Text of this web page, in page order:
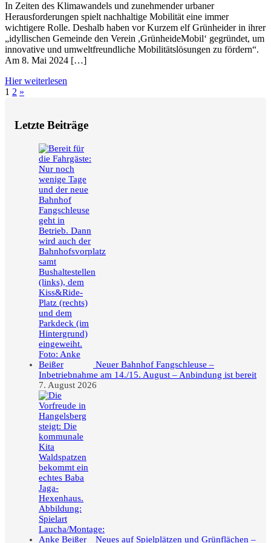
In Zeiten des Klimawandels und zunehmender urbaner
Herausforderungen spielt nachhaltige Mobilität eine immer
wichtigere Rolle. Deshalb haben vor Kurzem elf Grünheider in ihrer
„idyllischen Gemeinde den Verein ,GrünheideMobil‘ gegründet, um
innovative und umweltfreundliche Mobilitätslösungen zu fördern“.
Am 8. Mai 2024 […]
Hier weiterlesen
Seitennummerierung
Beiträge
1 2 Nächste
»
Letzte Beiträge
Neuer Bahnhof Fangschleuse –
Inbetriebnahme am 14./15. August – Anbindung ist bereit
7. August 2026
Neues auf Spielplätzen und Grünflächen –